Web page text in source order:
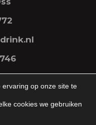
op onze site te
cookies we gebruiken